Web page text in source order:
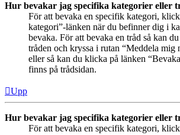
Hur bevakar jag specifika kategorier eller
För att bevaka en specifik kategori,
kategori”-länken när du befinner dig i
bevaka. För att bevaka en tråd så kan
tråden och kryssa i rutan “Meddela mig
eller så kan du klicka på länken
finns på trådsidan.
Upp
Hur bevakar jag specifika kategorier eller
För att bevaka en specifik kategori,